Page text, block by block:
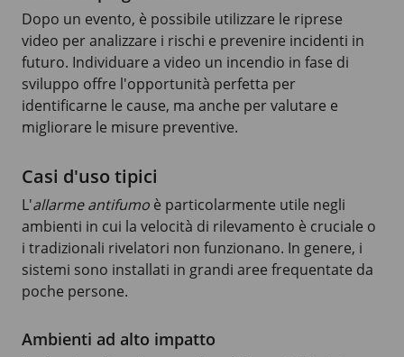
Dopo un evento, è possibile utilizzare le riprese
video per analizzare i rischi e prevenire incidenti in
futuro. Individuare a video un incendio in fase di
sviluppo offre l'opportunità perfetta per
identificarne le cause, ma anche per valutare e
migliorare le misure preventive.
Casi d'uso tipici
L'allarme antifumo è particolarmente utile negli
ambienti in cui la velocità di rilevamento è cruciale o
i tradizionali rivelatori non funzionano. In genere, i
sistemi sono installati in grandi aree frequentate da
poche persone.
Ambienti ad alto impatto